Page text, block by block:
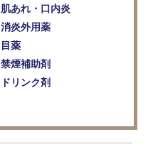
肌あれ・口内炎
消炎外用薬
目薬
禁煙補助剤
ドリンク剤